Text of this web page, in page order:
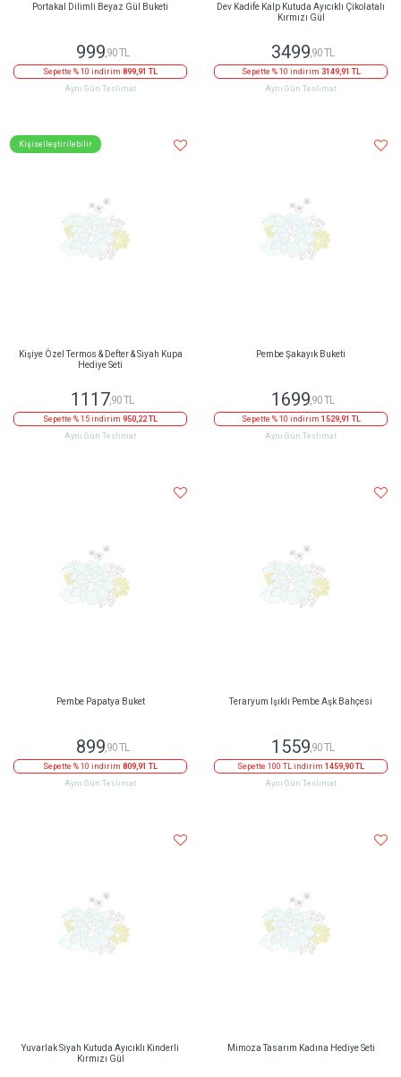
Portakal Dilimli Beyaz Gül Buketi
999,90 TL
Sepette % 10 indirim899,91 TL
Aynı Gün Teslimat
Dev Kadife Kalp Kutuda Ayıcıklı Çikolatalı
Kırmızı Gül
3499,90 TL
Sepette % 10 indirim3149,91 TL
Aynı Gün Teslimat
Kişiselleştirilebilir
Kişiye Özel Termos & Defter & Siyah Kupa
Hediye Seti
1117,90 TL
Sepette % 15 indirim950,22 TL
Aynı Gün Teslimat
Pembe Şakayık Buketi
1699,90 TL
Sepette % 10 indirim1529,91 TL
Aynı Gün Teslimat
Pembe Papatya Buket
899,90 TL
Sepette % 10 indirim809,91 TL
Aynı Gün Teslimat
Teraryum Işıklı Pembe Aşk Bahçesi
1559,90 TL
Sepette 100 TL indirim1459,90 TL
Aynı Gün Teslimat
Yuvarlak Siyah Kutuda Ayıcıklı Kinderli